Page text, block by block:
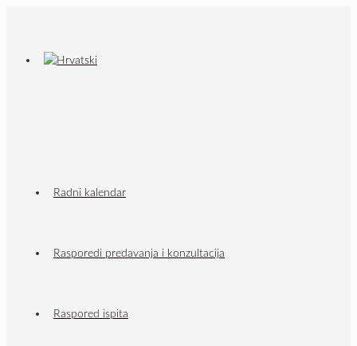
Radni kalendar
Rasporedi predavanja i konzultacija
Raspored ispita